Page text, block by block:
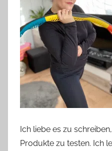
Ich liebe es zu
Produkte zu testen. Ich